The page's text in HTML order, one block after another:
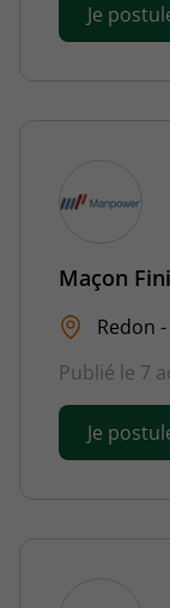
Je
Maçon
Redon
Publié le 7
Je